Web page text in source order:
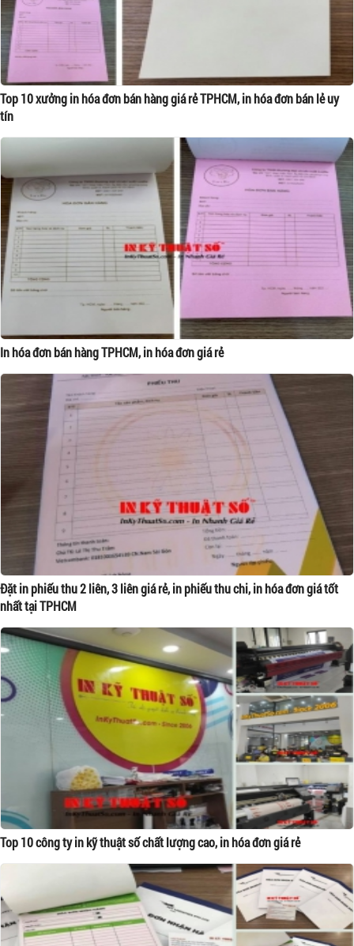
Top 10 xưởng in hóa đơn bán hàng giá rẻ TPHCM, in hóa đơn bán lẻ uy
tín
In hóa đơn bán hàng TPHCM, in hóa đơn giá rẻ
Đặt in phiếu thu 2 liên, 3 liên giá rẻ, in phiếu thu chi, in hóa đơn giá tốt
nhất tại TPHCM
Top 10 công ty in kỹ thuật số chất lượng cao, in hóa đơn giá rẻ